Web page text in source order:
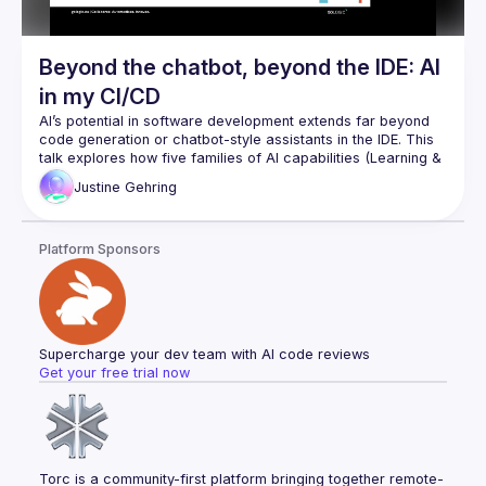
Beyond the chatbot, beyond the IDE: AI
in my CI/CD
AI’s potential in software development extends far beyond
code generation or chatbot-style assistants in the IDE. This
talk explores how five families of AI capabilities (Learning &
Onboarding, Coding Assistants, Automation & Agents,
Planning, and Data Exploration & Synthesis) can transform
planning large-scale VM migrations, or summarizing an
ocean of information, we’ll talk about how to identify high-
impact integration points often untapped by chatbot or IDE
based AI integrations. Centering AI integration around
developers throughout the entire lifecycle of planning,
coding, deployment, and monitoring unlocks greater ROI
Justine Gehring
Platform Sponsors
Supercharge your dev team with AI code reviews
Get your free trial now
Torc is a community-first platform bringing together remote-